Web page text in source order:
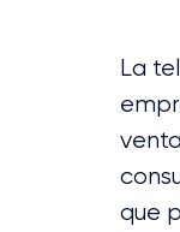
La
que